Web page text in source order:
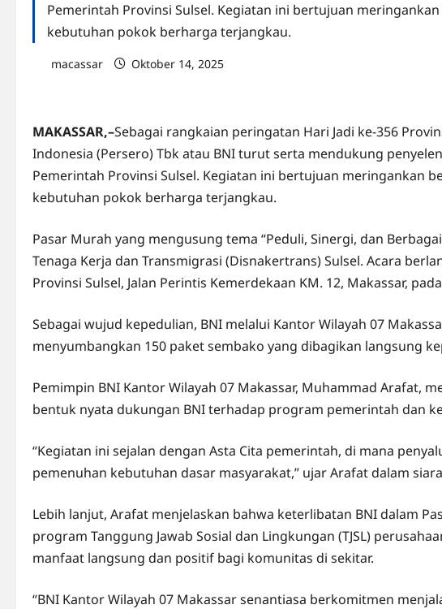
Pemerintah Provinsi Sulsel. Kegiatan ini bertujuan
kebutuhan pokok berharga terjangkau.
macassar Oktober 14, 2025
MAKASSAR,–Sebagai rangkaian peringatan Hari Jadi ke-356
Indonesia (Persero) Tbk atau BNI turut serta mendukung
Pemerintah Provinsi Sulsel. Kegiatan ini bertujuan meringankan
kebutuhan pokok berharga terjangkau.
Pasar Murah yang mengusung tema “Peduli, Sinergi, dan
Tenaga Kerja dan Transmigrasi (Disnakertrans) Sulsel. Acara
Provinsi Sulsel, Jalan Perintis Kemerdekaan KM. 12, Makassar,
Sebagai wujud kepedulian, BNI melalui Kantor Wilayah 07
menyumbangkan 150 paket sembako yang dibagikan langsung
Pemimpin BNI Kantor Wilayah 07 Makassar, Muhammad Arafat,
bentuk nyata dukungan BNI terhadap program pemerintah dan
“Kegiatan ini sejalan dengan Asta Cita pemerintah, di mana
pemenuhan kebutuhan dasar masyarakat,” ujar Arafat dalam
Lebih lanjut, Arafat menjelaskan bahwa keterlibatan BNI dalam
program Tanggung Jawab Sosial dan Lingkungan (TJSL)
manfaat langsung dan positif bagi komunitas di sekitar.
“BNI Kantor Wilayah 07 Makassar senantiasa berkomitmen